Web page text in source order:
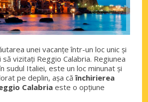
unei vacanțe într-un loc unic și
vizitați Reggio Calabria. Regiunea
sudul Italiei, este un loc minunat și
pe deplin, așa căînchirierea
Calabria este o opțiune